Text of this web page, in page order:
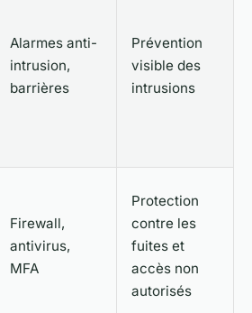
Alarmes anti-
intrusion,
barrières
Prévention
visible des
intrusions
Firewall,
antivirus,
MFA
Protection
contre les
fuites et
accès non
autorisés